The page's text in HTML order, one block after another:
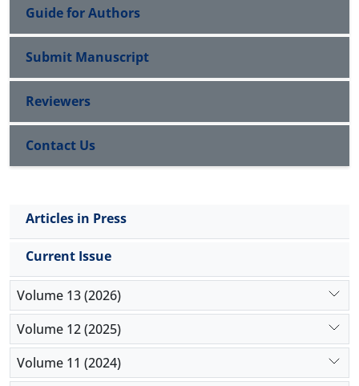
Guide for Authors
Submit Manuscript
Reviewers
Contact Us
Articles in Press
Current Issue
Volume 13 (2026)
Volume 12 (2025)
Volume 11 (2024)